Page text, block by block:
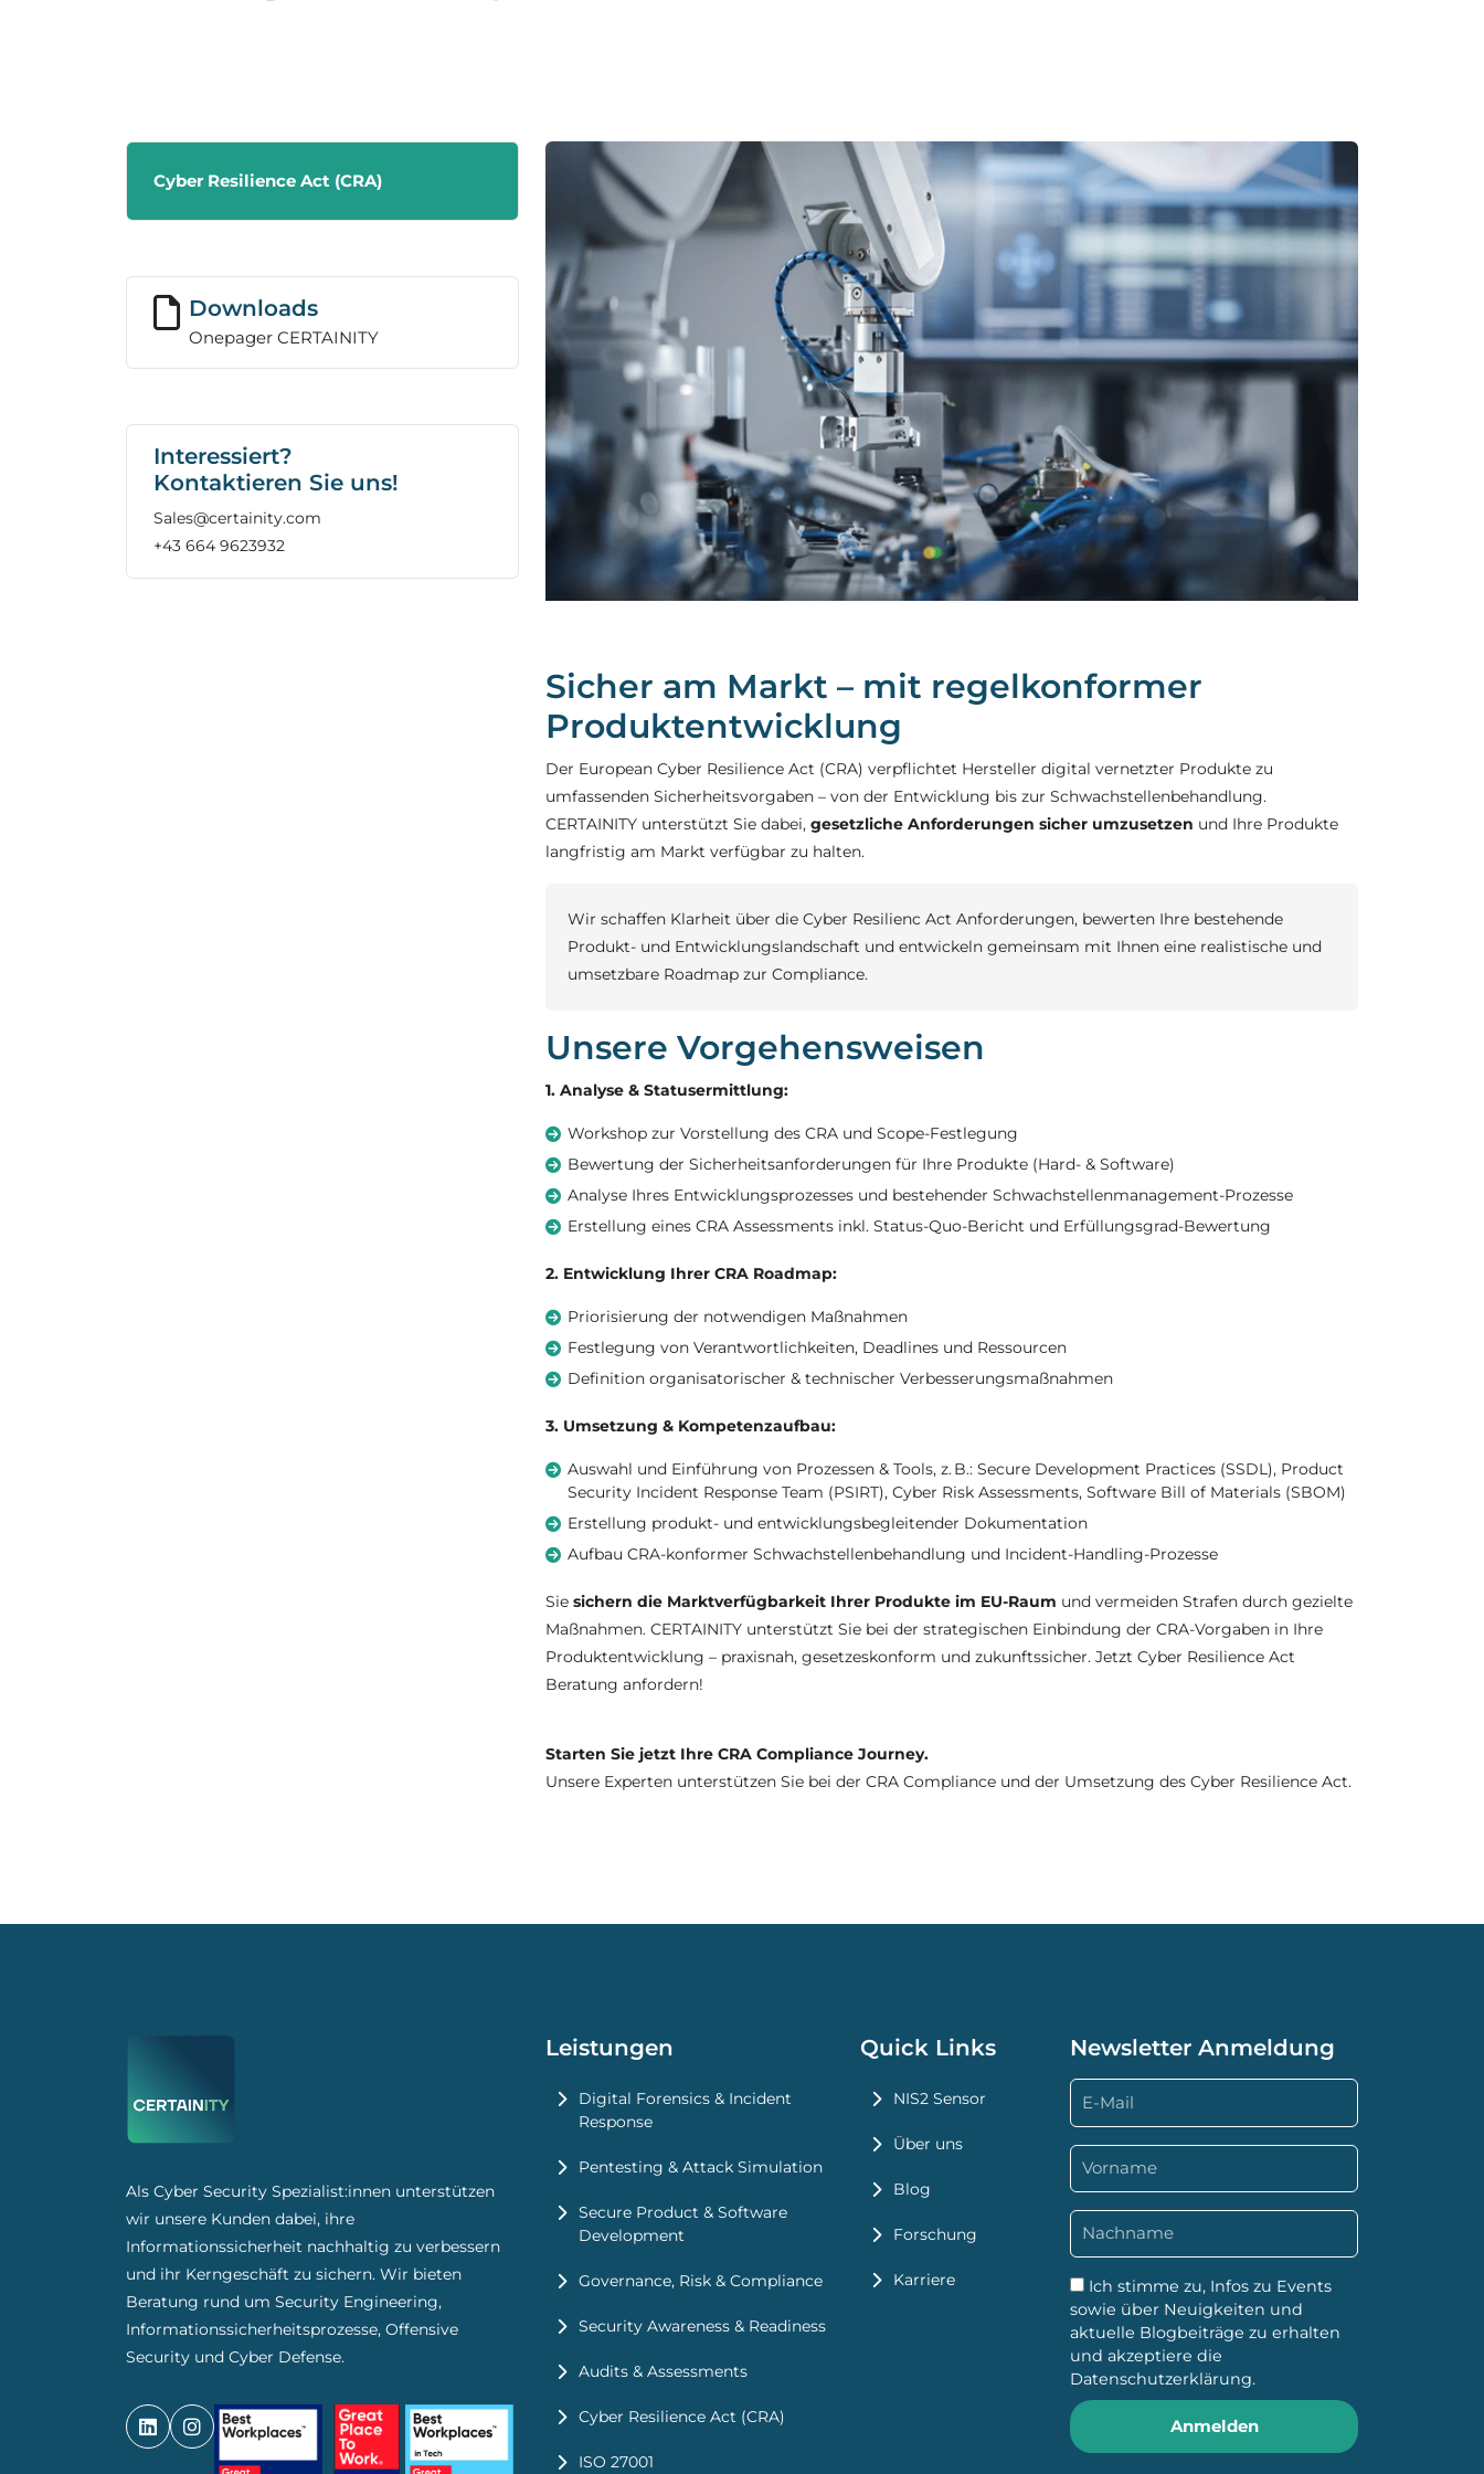
Cyber Resilience Act (CRA)
Downloads
Onepager CERTAINITY
Interessiert?
Kontaktieren Sie uns!
Sales@certainity.com
+43 664 9623932
Sicher am Markt – mit regelkonformer
Produktentwicklung
Der European Cyber Resilience Act (CRA) verpflichtet Hersteller digital vernetzter Produkte zu
umfassenden Sicherheitsvorgaben – von der Entwicklung bis zur Schwachstellenbehandlung.
CERTAINITY unterstützt Sie dabei, gesetzliche Anforderungen sicher umzusetzen und Ihre Produkte
langfristig am Markt verfügbar zu halten.
Wir schaffen Klarheit über die Cyber Resilienc Act Anforderungen, bewerten Ihre bestehende
Produkt- und Entwicklungslandschaft und entwickeln gemeinsam mit Ihnen eine realistische und
umsetzbare Roadmap zur Compliance.
Unsere Vorgehensweisen
1. Analyse & Statusermittlung:
Workshop zur Vorstellung des CRA und Scope-Festlegung
Bewertung der Sicherheitsanforderungen für Ihre Produkte (Hard- & Software)
Analyse Ihres Entwicklungsprozesses und bestehender Schwachstellenmanagement-Prozesse
Erstellung eines CRA Assessments inkl. Status-Quo-Bericht und Erfüllungsgrad-Bewertung
2. Entwicklung Ihrer CRA Roadmap:
Priorisierung der notwendigen Maßnahmen
Festlegung von Verantwortlichkeiten, Deadlines und Ressourcen
Definition organisatorischer & technischer Verbesserungsmaßnahmen
3. Umsetzung & Kompetenzaufbau:
Auswahl und Einführung von Prozessen & Tools, z. B.: Secure Development Practices (SSDL), Product
Security Incident Response Team (PSIRT), Cyber Risk Assessments, Software Bill of Materials (SBOM)
Erstellung produkt- und entwicklungsbegleitender Dokumentation
Aufbau CRA-konformer Schwachstellenbehandlung und Incident-Handling-Prozesse
Sie sichern die Marktverfügbarkeit Ihrer Produkte im EU-Raum und vermeiden Strafen durch gezielte
Maßnahmen. CERTAINITY unterstützt Sie bei der strategischen Einbindung der CRA-Vorgaben in Ihre
Produktentwicklung – praxisnah, gesetzeskonform und zukunftssicher. Jetzt Cyber Resilience Act
Beratung anfordern!
Starten Sie jetzt Ihre CRA Compliance Journey.
Unsere Experten unterstützen Sie bei der CRA Compliance und der Umsetzung des Cyber Resilience Act.
Als Cyber Security Spezialist:innen unterstützen
wir unsere Kunden dabei, ihre
Informationssicherheit nachhaltig zu verbessern
und ihr Kerngeschäft zu sichern. Wir bieten
Beratung rund um Security Engineering,
Informationssicherheitsprozesse, Offensive
Security und Cyber Defense.
Leistungen
Digital Forensics & Incident
Response
Pentesting & Attack Simulation
Secure Product & Software
Development
Governance, Risk & Compliance
Security Awareness & Readiness
Audits & Assessments
Cyber Resilience Act (CRA)
ISO 27001
Quick Links
NIS2 Sensor
Über uns
Blog
Forschung
Karriere
Newsletter Anmeldung
Ich stimme zu, Infos zu Events
sowie über Neuigkeiten und
aktuelle Blogbeiträge zu erhalten
und akzeptiere die
Datenschutzerklärung.
Anmelden